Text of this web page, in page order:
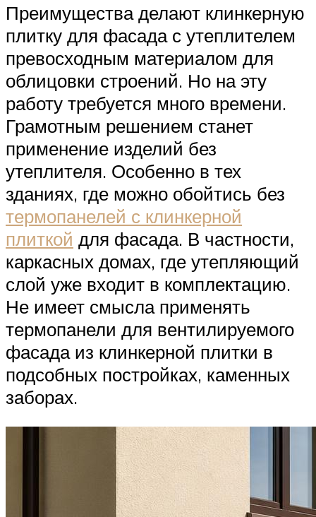
Преимущества делают клинкерную
плитку для фасада с утеплителем
превосходным материалом для
облицовки строений. Но на эту
работу требуется много времени.
Грамотным решением станет
применение изделий без
утеплителя. Особенно в тех
зданиях, где можно обойтись без
термопанелей с клинкерной
плиткой для фасада. В частности,
каркасных домах, где утепляющий
слой уже входит в комплектацию.
Не имеет смысла применять
термопанели для вентилируемого
фасада из клинкерной плитки в
подсобных постройках, каменных
заборах.